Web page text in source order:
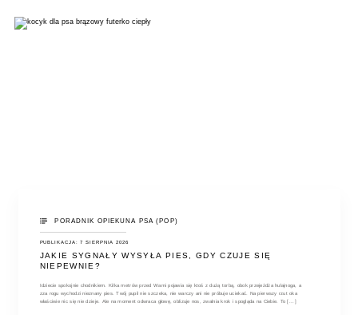
PORADNIK OPIEKUNA PSA (POP)
PUBLIKACJA: 7 SIERPNIA 2026
JAKIE SYGNAŁY WYSYŁA PIES, GDY CZUJE SIĘ
NIEPEWNIE?
Idziecie spokojnie chodnikiem. Kilka metrów przed Wami pojawia się ktoś z dużą torbą, obok przejeżdża hulajnoga, a
zza rogu wychodzi nieznany pies. Twój pupil nie szczeka, nie warczy ani nie próbuje uciekać. Na pierwszy rzut oka
właściwie nic się nie dzieje. Ale na moment odwraca głowę, oblizuje nos, zwalnia krok i spogląda na Ciebie. To [...]